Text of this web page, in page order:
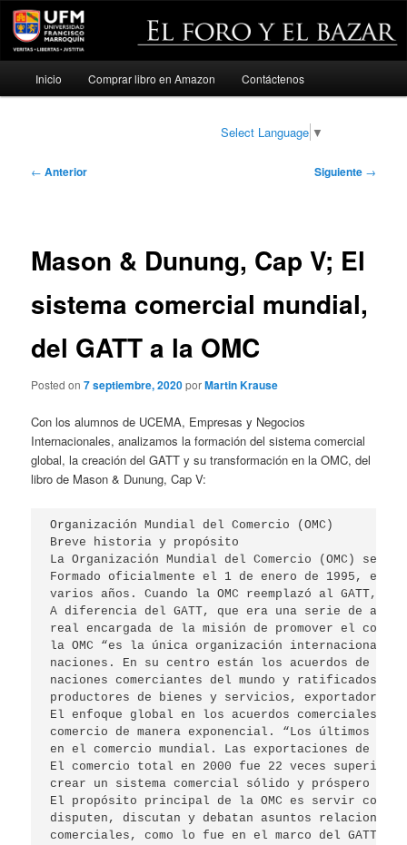
Ir
Inicio Comprar libro en Amazon Contáctenos
Select Language ▼
Navegación
← Anterior Siguiente →
Mason & Dunung, Cap V; El
sistema comercial mundial,
del GATT a la OMC
Posted on7 septiembre, 2020porMartin Krause
Con los alumnos de UCEMA, Empresas y Negocios
Internacionales, analizamos la formación del sistema comercial
global, la creación del GATT y su transformación en la OMC, del
libro de Mason & Dunung, Cap V:
Organización Mundial del Comercio (OMC)
Breve historia y propósito
La Organización Mundial del Comercio (OMC) se
Formado oficialmente el 1 de enero de 1995, el
varios años. Cuando la OMC reemplazó al GATT,
A diferencia del GATT, que era una serie de
real encargada de la misión de promover el
la OMC “es la única organización internacional
naciones. En su centro están los acuerdos de la
naciones comerciantes del mundo y ratificados
productores de bienes y servicios,
El enfoque global en los acuerdos comerciales
comercio de manera exponencial. “Los últimos 50
en el comercio mundial. Las exportaciones de
El comercio total en 2000 fue 22 veces superior
crear un sistema comercial sólido y próspero
El propósito principal de la OMC es servir como
disputen, discutan y debatan asuntos
comerciales, como lo fue en el marco del GATT,